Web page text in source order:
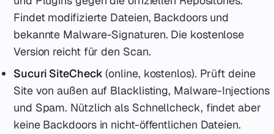
Findet modifizierte Dateien, Backdoors und
bekannte Malware-Signaturen. Die kostenlose
Version reicht für den Scan.
Sucuri SiteCheck (online, kostenlos). Prüft deine
Site von außen auf Blacklisting, Malware-Injections
und Spam. Nützlich als Schnellcheck, findet aber
keine Backdoors in nicht-öffentlichen Dateien.